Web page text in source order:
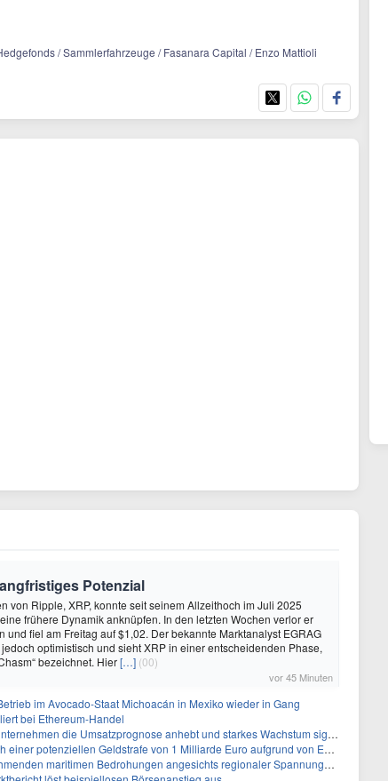
/ Sammlerfahrzeuge / Fasanara Capital / Enzo Mattioli
Potenzial
von Ripple, XRP, konnte seit seinem Allzeithoch im Juli 2025
frühere Dynamik anknüpfen. In den letzten Wochen verlor er
und fiel am Freitag auf $1,02. Der bekannte Marktanalyst EGRAG
optimistisch und sieht XRP in einer entscheidenden Phase,
bezeichnet. Hier[…] (00)
vor 45 Minuten
im Avocado-Staat Michoacán in Mexiko wieder in Gang
bei Ethereum-Handel
die Umsatzprognose anhebt und starkes Wachstum signalisiert
Geldstrafe von 1 Milliarde Euro aufgrund von EU-Emissionsvorschriften gegenüber
maritimen Bedrohungen angesichts regionaler Spannungen gegenüber